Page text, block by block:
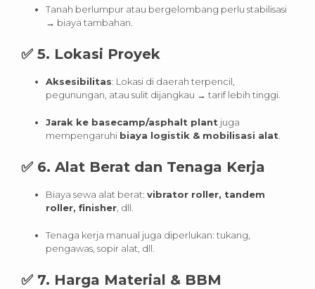
Tanah berlumpur atau bergelombang perlu stabilisasi
→ biaya tambahan.
✅ 5. Lokasi Proyek
Aksesibilitas: Lokasi di daerah terpencil,
pegunungan, atau sulit dijangkau → tarif lebih tinggi.
Jarak ke basecamp/asphalt plant juga
mempengaruhi biaya logistik & mobilisasi alat
✅ 6. Alat Berat dan Tenaga Kerja
Biaya sewa alat berat: vibrator roller, tandem
roller, finisher , dll.
Tenaga kerja manual juga diperlukan: tukang,
pengawas, sopir alat, dll.
✅ 7. Harga Material & BBM